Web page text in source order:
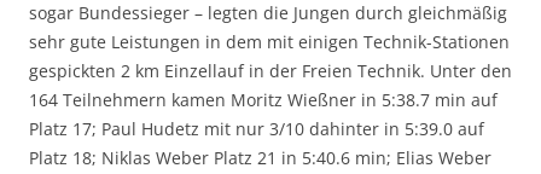
sogar Bundessieger – legten die Jungen durch gleichmäßig
sehr gute Leistungen in dem mit einigen Technik-Stationen
gespickten 2 km Einzellauf in der Freien Technik. Unter den
164 Teilnehmern kamen Moritz Wießner in 5:38.7 min auf
Platz 17; Paul Hudetz mit nur 3/10 dahinter in 5:39.0 auf
Platz 18; Niklas Weber Platz 21 in 5:40.6 min; Elias Weber